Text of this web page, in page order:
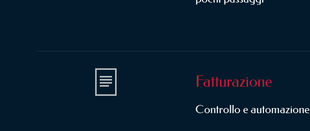
Fatturazione
Controllo e automazione